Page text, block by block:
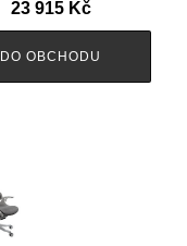
23 915 Kč
DO OBCHODU